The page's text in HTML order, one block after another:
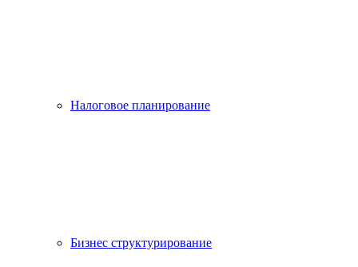
Налоговое планирование
Бизнес структурирование